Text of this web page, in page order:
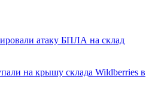
атаку БПЛА на склад
на крышу склада Wildberries в